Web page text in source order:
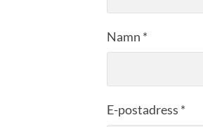
Namn *
E-postadress *